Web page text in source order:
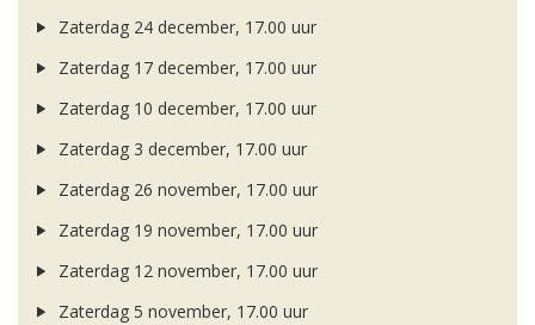
Zaterdag 24 december, 17.00 uur
Zaterdag 17 december, 17.00 uur
Zaterdag 10 december, 17.00 uur
Zaterdag 3 december, 17.00 uur
Zaterdag 26 november, 17.00 uur
Zaterdag 19 november, 17.00 uur
Zaterdag 12 november, 17.00 uur
Zaterdag 5 november, 17.00 uur